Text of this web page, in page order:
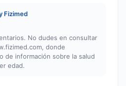
Fizimed
No dudes en consultar
donde
de información sobre la salud
edad.